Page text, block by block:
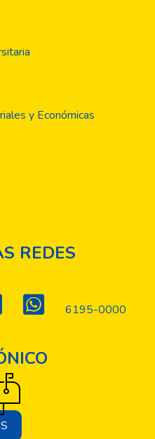
infancia, o el apoyo y
las cuales incluyen
y de recreación; todos
en el calendario
y Económicas
REDES
6195-0000